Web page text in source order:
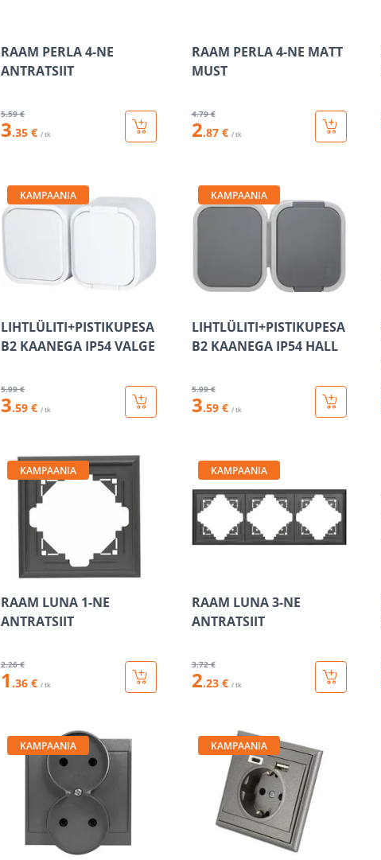
RAAM PERLA 4-NE
ANTRATSIIT
5.59 €
3.35 € / tk
RAAM PERLA 4-NE MATT
MUST
4.79 €
2.87 € / tk
KAMPAANIA
LIHTLÜLITI+PISTIKUPESA
B2 KAANEGA IP54 VALGE
5.99 €
3.59 € / tk
KAMPAANIA
LIHTLÜLITI+PISTIKUPESA
B2 KAANEGA IP54 HALL
5.99 €
3.59 € / tk
KAMPAANIA
RAAM LUNA 1-NE
ANTRATSIIT
2.26 €
1 .36 € / tk
KAMPAANIA
RAAM LUNA 3-NE
ANTRATSIIT
3.72 €
2.23 € / tk
KAMPAANIA KAMPAANIA